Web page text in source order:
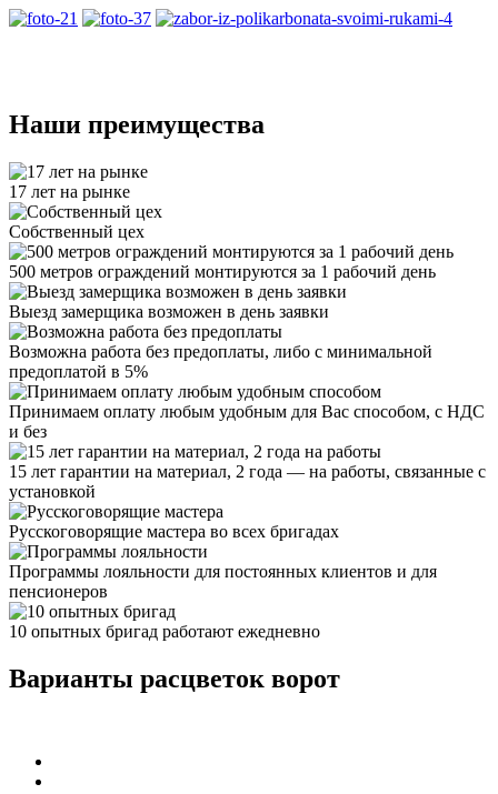
Наши преимущества
17 лет на рынке
Собственный цех
500 метров ограждений монтируются за 1 рабочий день
Выезд замерщика возможен в день заявки
Возможна работа без предоплаты, либо с минимальной
предоплатой в 5%
Принимаем оплату любым удобным для Вас способом, с НДС
и без
15 лет гарантии на материал, 2 года — на работы, связанные с
установкой
Русскоговорящие мастера во всех бригадах
Программы лояльности для постоянных клиентов и для
пенсионеров
10 опытных бригад работают ежедневно
Варианты расцветок ворот